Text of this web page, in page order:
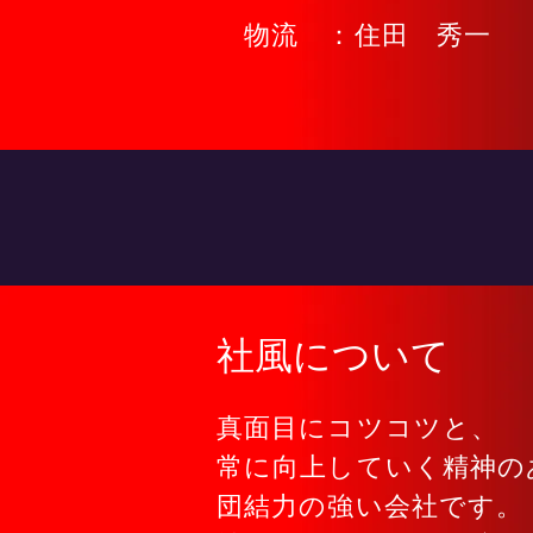
物流 ：住田 秀一
社風について
真面目にコツコツと、
常に向上していく精神
団結力の強い会社です。